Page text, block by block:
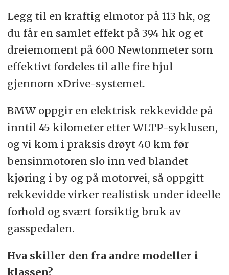
Legg til en kraftig elmotor på 113 hk, og
du får en samlet effekt på 394 hk og et
dreiemoment på 600 Newtonmeter som
effektivt fordeles til alle fire hjul
gjennom xDrive-systemet.
BMW oppgir en elektrisk rekkevidde på
inntil 45 kilometer etter WLTP-syklusen,
og vi kom i praksis drøyt 40 km før
bensinmotoren slo inn ved blandet
kjøring i by og på motorvei, så oppgitt
rekkevidde virker realistisk under ideelle
forhold og svært forsiktig bruk av
gasspedalen.
Hva skiller den fra andre modeller i
klassen?